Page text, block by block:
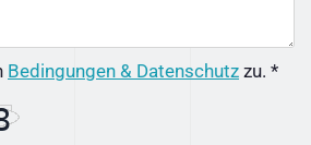
Bedingungen & Datenschutz zu. *